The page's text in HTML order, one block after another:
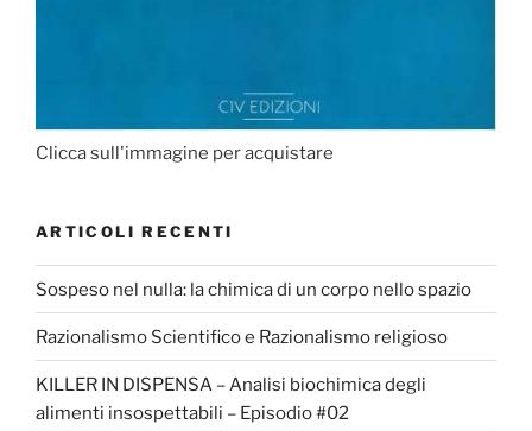
Clicca sull'immagine per acquistare
ARTICOLI RECENTI
Sospeso nel nulla: la chimica di un corpo nello spazio
Razionalismo Scientifico e Razionalismo religioso
KILLER IN DISPENSA – Analisi biochimica degli
alimenti insospettabili – Episodio #02